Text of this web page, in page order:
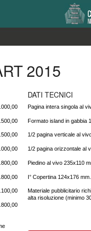
2015
DATI TECNICI
Pagina intera singola al
Formato island in gabbia
1/2 pagina verticale al
1/2 pagina orizzontale al
Piedino al vivo 235x110
I° Copertina 124x176 mm.
Materiale pubblicitario
alta risoluzione (minimo